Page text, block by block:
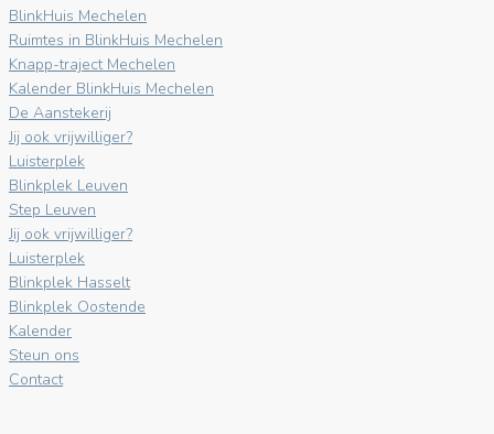
BlinkHuis Mechelen
Ruimtes in BlinkHuis Mechelen
Knapp-traject Mechelen
Kalender BlinkHuis Mechelen
De Aanstekerij
Jij ook vrijwilliger?
Luisterplek
Blinkplek Leuven
Step Leuven
Jij ook vrijwilliger?
Luisterplek
Blinkplek Hasselt
Blinkplek Oostende
Kalender
Steun ons
Contact